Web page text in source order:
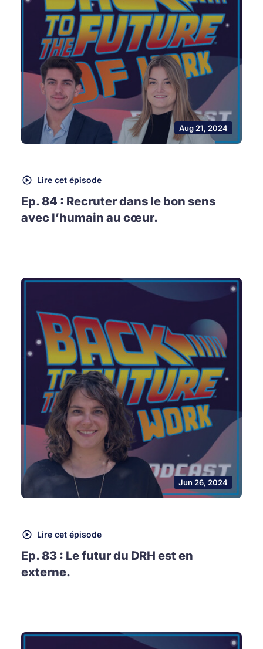
Aug 21, 2024
Lire cet épisode
Ep. 84 : Recruter dans le bon sens
avec l’humain au cœur.
Jun 26, 2024
Lire cet épisode
Ep. 83 : Le futur du DRH est en
externe.